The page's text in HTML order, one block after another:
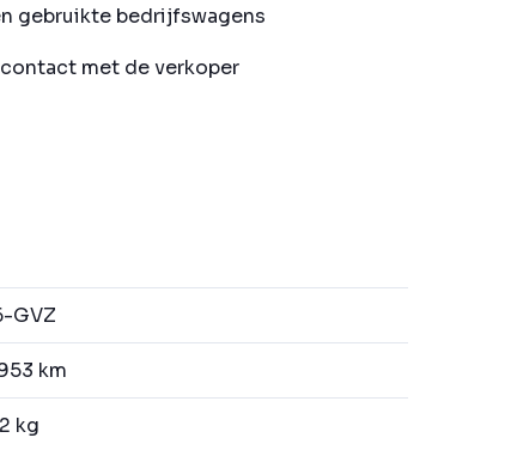
gebruikte bedrijfswagens
met de verkoper
GVZ
km
kg